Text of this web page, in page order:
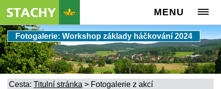
MENU
Fotogalerie: Workshop základy háčkování 2024
Cesta: Titulní stránka > Fotogalerie z akcí